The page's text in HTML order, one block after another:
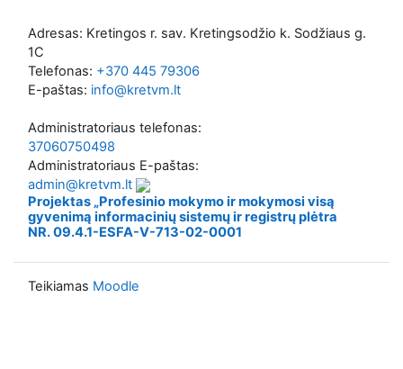
Adresas: Kretingos r. sav. Kretingsodžio k. Sodžiaus g.
1C
Telefonas: +370 445 79306
E-paštas: info@kretvm.lt
Administratoriaus telefonas:
37060750498
Administratoriaus E-paštas:
admin@kretvm.lt
Projektas „Profesinio mokymo ir mokymosi visą
gyvenimą informacinių sistemų ir registrų plėtra
NR. 09.4.1-ESFA-V-713-02-0001
Teikiamas Moodle